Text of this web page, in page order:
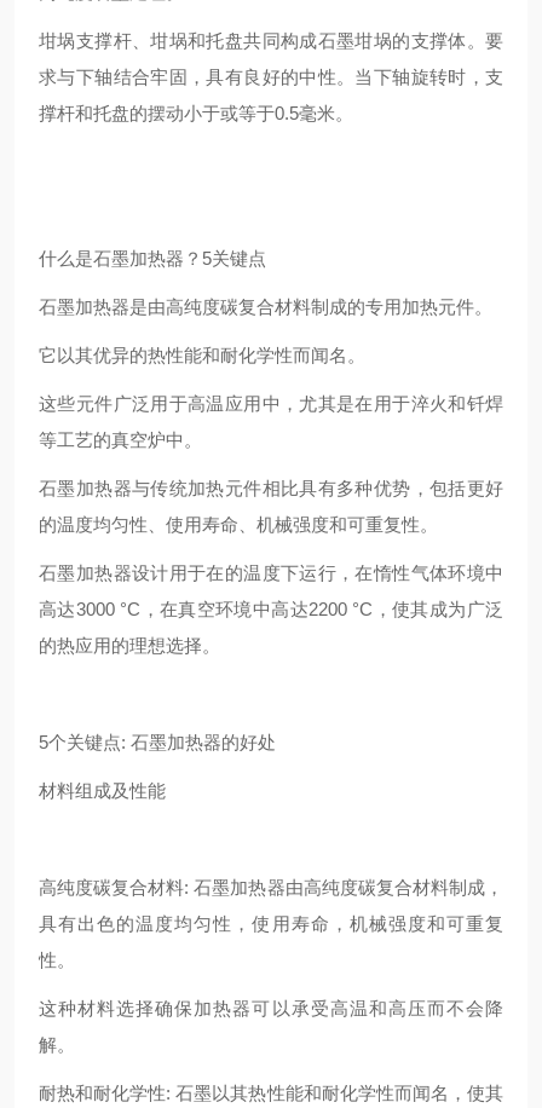
坩埚支撑杆、坩埚和托盘共同构成石墨坩埚的支撑体。要
求与下轴结合牢固，具有良好的中性。当下轴旋转时，支
撑杆和托盘的摆动小于或等于0.5毫米。
什么是石墨加热器？5关键点
石墨加热器是由高纯度碳复合材料制成的专用加热元件。
它以其优异的热性能和耐化学性而闻名。
这些元件广泛用于高温应用中，尤其是在用于淬火和钎焊
等工艺的真空炉中。
石墨加热器与传统加热元件相比具有多种优势，包括更好
的温度均匀性、使用寿命、机械强度和可重复性。
石墨加热器设计用于在的温度下运行，在惰性气体环境中
高达3000 °C，在真空环境中高达2200 °C，使其成为广泛
的热应用的理想选择。
5个关键点: 石墨加热器的好处
材料组成及性能
高纯度碳复合材料: 石墨加热器由高纯度碳复合材料制成，
具有出色的温度均匀性，使用寿命，机械强度和可重复
性。
这种材料选择确保加热器可以承受高温和高压而不会降
解。
耐热和耐化学性: 石墨以其热性能和耐化学性而闻名，使其